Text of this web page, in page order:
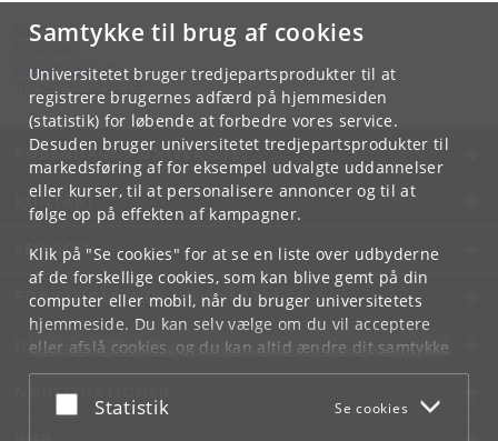
Samtykke til brug af cookies
Universitetet bruger tredjepartsprodukter til at
registrere brugernes adfærd på hjemmesiden
(statistik) for løbende at forbedre vores service.
Desuden bruger universitetet tredjepartsprodukter til
markedsføring af for eksempel udvalgte uddannelser
eller kurser, til at personalisere annoncer og til at
følge op på effekten af kampagner.
Klik på "Se cookies" for at se en liste over udbyderne
af de forskellige cookies, som kan blive gemt på din
computer eller mobil, når du bruger universitetets
hjemmeside. Du kan selv vælge om du vil acceptere
eller afslå cookies, og du kan altid ændre dit samtykke
underCookie- og privatlivspolitiksom du finder i
bunden af hver side.
Acceptér eller afslå
Statistik Se cookies
Kontakt:
jurfak @jur.ku.dk
KØBENHAVNS UNIVERSITET
KONTAKT
SERVICES
FOR STUDERENDE OG ANSATTE
JOB OG KARRIERE
NØDSITUATIONER